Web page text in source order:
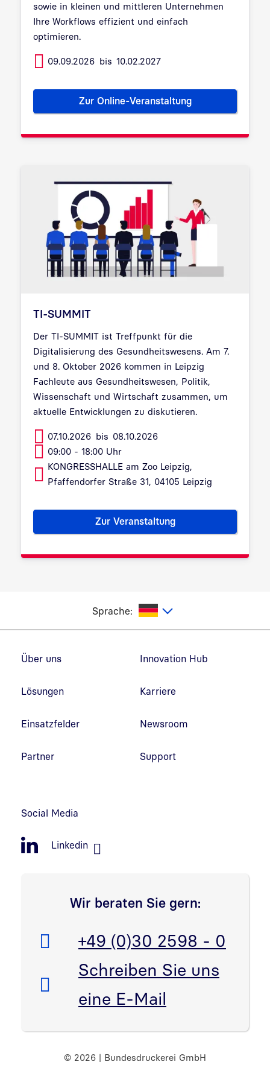
sowie in kleinen und mittleren Unternehmen
Ihre Workflows effizient und einfach
optimieren.
09.09.2026 bis 10.02.2027
Zur Online-Veranstaltung
Prozesse digitalisieren:
TI-SUMMIT
Der TI-SUMMIT ist Treffpunkt für die
Digitalisierung des Gesundheitswesens. Am 7.
und 8. Oktober 2026 kommen in Leipzig
Fachleute aus Gesundheitswesen, Politik,
Wissenschaft und Wirtschaft zusammen, um
aktuelle Entwicklungen zu diskutieren.
07.10.2026 bis 08.10.2026
09:00 - 18:00 Uhr
KONGRESSHALLE am Zoo Leipzig,
Pfaffendorfer Straße 31, 04105 Leipzig
Zur Veranstaltung
TI-SUMMIT
Sprache:
Über uns
Lösungen
Einsatzfelder
Partner
Innovation Hub
Karriere
Newsroom
Support
Social Media
Linkedin
Wir beraten Sie gern:
Telefon:
+49 (0)30 2598 - 0
E-Mail:
Schreiben Sie uns
eine E-Mail
© 2026 | Bundesdruckerei GmbH